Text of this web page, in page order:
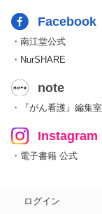
Facebook
・南江堂公式
・NurSHARE
note
・『がん看護』編集室
Instagram
・電子書籍 公式
ログイン